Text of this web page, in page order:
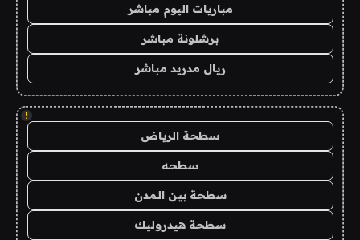
مباريات اليوم مباشر
برشلونة مباشر
ريال مدريد مباشر
!
سطحة الرياض
سطحه
سطحة بين المدن
سطحة هيدروليك